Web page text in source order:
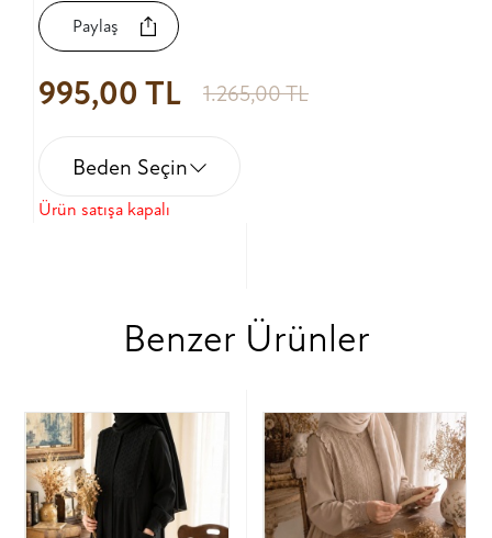
Paylaş
995,00 TL 1.265,00 TL
Beden Seçin
Ürün satışa kapalı
Benzer Ürünler